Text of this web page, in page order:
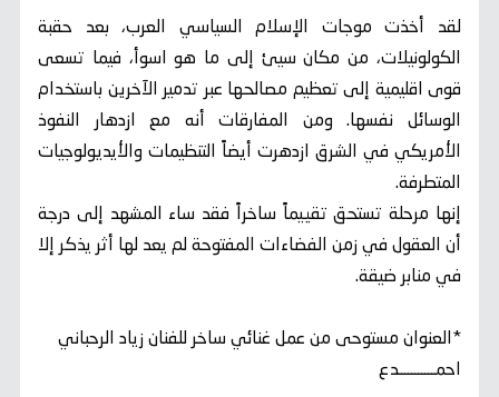
لقد أخذت موجات الإسلام السياسي العرب، بعد حقبة
الكولونيلات، من مكان سيئ إلى ما هو اسوأ، فيما تسعى
قوى اقليمية إلى تعظيم مصالحها عبر تدمير الآخرين باستخدام
الوسائل نفسها. ومن المفارقات أنه مع ازدهار النفوذ
الأمريكي في الشرق ازدهرت أيضاً التنظيمات والأيديولوجيات
المتطرفة.
إنها مرحلة تستحق تقييماً ساخراً فقد ساء المشهد إلى درجة
أن العقول في زمن الفضاءات المفتوحة لم يعد لها أثر يذكر إلا
في منابر ضيقة.
*العنوان مستوحى من عمل غنائي ساخر للفنان زياد الرحباني
احمـــــــــــدع